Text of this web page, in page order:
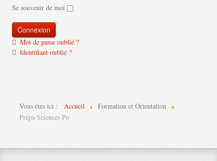
Se souvenir de moi
Mot de passe oublié ?
Identifiant oublié ?
Vous êtes ici : Accueil
Formation et Orientation
Prépa Sciences Po